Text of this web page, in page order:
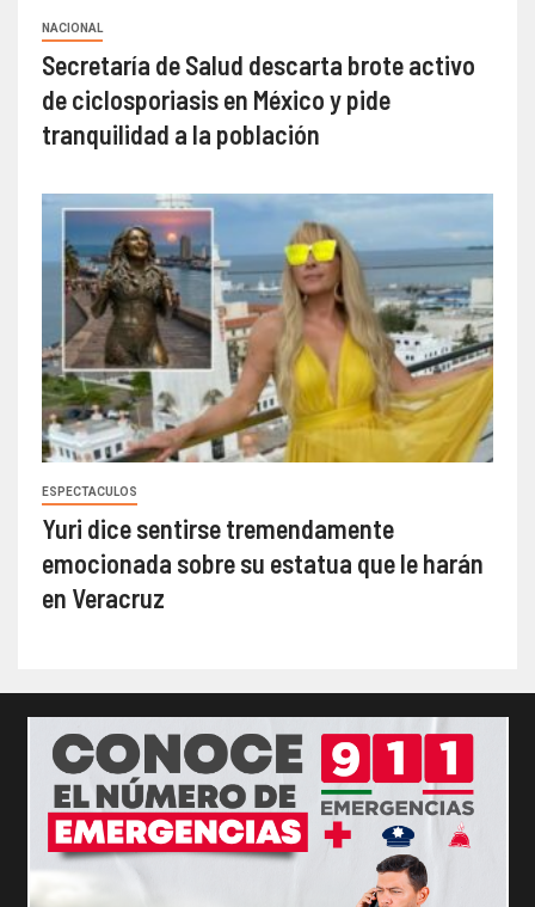
NACIONAL
Secretaría de Salud descarta brote activo
de ciclosporiasis en México y pide
tranquilidad a la población
ESPECTACULOS
Yuri dice sentirse tremendamente
emocionada sobre su estatua que le harán
en Veracruz